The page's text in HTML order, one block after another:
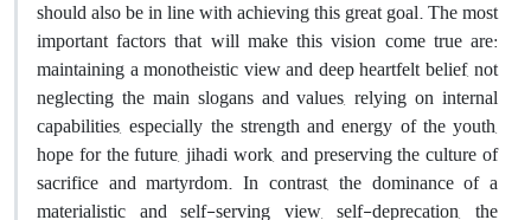
should also be in line with achieving this great goal. The most
important factors that will make this vision come true are:
maintaining a monotheistic view and deep heartfelt belief, not
neglecting the main slogans and values, relying on internal
capabilities, especially the strength and energy of the youth,
hope for the future, jihadi work, and preserving the culture of
sacrifice and martyrdom. In contrast, the dominance of a
materialistic and self-serving view, self-deprecation, the